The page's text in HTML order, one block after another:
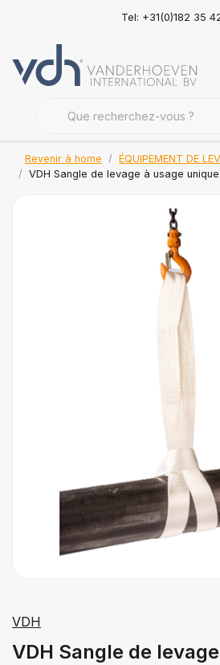
Tel: +31(0)182 35
Revenir à home
ÉQUIPEMENT DE
VDH Sangle de levage à usage
VDH
VDH Sangle de